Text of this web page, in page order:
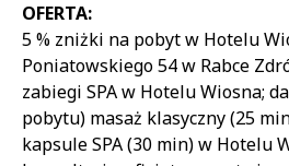
OFERTA:
5 % zniżki na pobyt w Hotelu
Poniatowskiego 54 w Rabce
zabiegi SPA w Hotelu Wiosna;
pobytu) masaż klasyczny (25
kapsule SPA (30 min) w Hotelu